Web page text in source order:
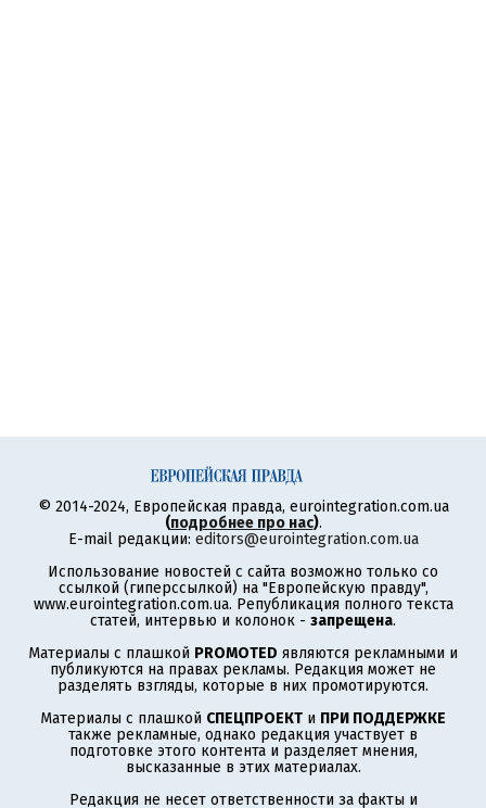
© 2014-2024, Европейская правда, eurointegration.com.ua
(подробнее про нас).
E-mail редакции: editors@eurointegration.com.ua
Использование новостей с сайта возможно только со
ссылкой (гиперссылкой) на "Европейскую правду",
www.eurointegration.com.ua. Републикация полного текста
статей, интервью и колонок - запрещена.
Материалы с плашкой PROMOTED являются рекламными и
публикуются на правах рекламы. Редакция может не
разделять взгляды, которые в них промотируются.
Материалы с плашкой СПЕЦПРОЕКТ и ПРИ ПОДДЕРЖКЕ
также рекламные, однако редакция участвует в
подготовке этого контента и разделяет мнения,
высказанные в этих материалах.
Редакция не несет ответственности за факты и